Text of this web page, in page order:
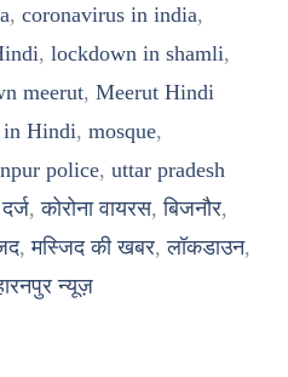
, coronavirus in india,
, lockdown in shamli,
meerut, Meerut Hindi
in Hindi, mosque,
police, uttar pradesh
,कोरोना वायरस,बिजनौर,
,मस्जिद की खबर,लॉकडाउन,
न्यूज़